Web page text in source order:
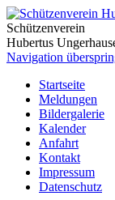
Schützenverein
Hubertus
Navigation
Startseite
Meldungen
Bildergalerie
Kalender
Anfahrt
Kontakt
Impressum
Datenschutz